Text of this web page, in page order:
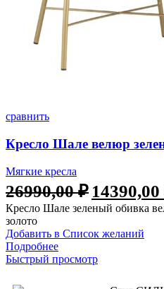
сравнить
Кресло Шале велюр
Мягкие кресла
26990,00₽ 14390,00
Кресло Шале зеленый обивка
золото
Добавить в Список желаний
Подробнее
Быстрый просмотр